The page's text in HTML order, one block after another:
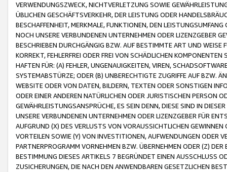
VERWENDUNGSZWECK, NICHTVERLETZUNG SOWIE
ÜBLICHEN GESCHÄFTSVERKEHR, DER LEISTUNG ODER
BESCHAFFENHEIT, MERKMALE, FUNKTIONEN, DEN
NOCH UNSERE VERBUNDENEN UNTERNEHMEN ODER LIZENZGEBER
BESCHRIEBEN DURCHGÄNGIG BZW. AUF BESTIMMTE ART UND
KORREKT, FEHLERFREI ODER FREI VON SCHÄDLICHEN
HAFTEN FÜR: (A) FEHLER, UNGENAUIGKEITEN, VIREN,
SYSTEMABSTÜRZE; ODER (B) UNBERECHTIGTE ZUGRIFFE AUF BZW.
WEBSITE ODER VON DATEN, BILDERN, TEXTEN ODER SONSTIGEN
ODER EINER ANDEREN NATÜRLICHEN ODER JURISTISCHEN PERSON
GEWÄHRLEISTUNGSANSPRÜCHE, ES SEIN DENN, DIESE SIND IN
UNSERE VERBUNDENEN UNTERNEHMEN ODER LIZENZGEBER FÜR
AUFGRUND (X) DES VERLUSTS VON VORAUSSICHTLICHEN
VORTEILEN SOWIE (Y) VON INVESTITIONEN, AUFWENDUNGEN ODER
PARTNERPROGRAMM VORNEHMEN BZW. ÜBERNEHMEN ODER (Z)
BESTIMMUNG DIESES ARTIKELS 7 BEGRÜNDET EINEN AUSSCHLUSS
ZUSICHERUNGEN, DIE NACH DEN ANWENDBAREN GESETZLICHEN